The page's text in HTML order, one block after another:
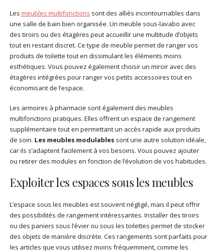
Les meubles multifonctions sont des alliés incontournables dans
une salle de bain bien organisée. Un meuble sous-lavabo avec
des tiroirs ou des étagères peut accueillir une multitude d’objets
tout en restant discret. Ce type de meuble permet de ranger vos
produits de toilette tout en dissimulant les éléments moins
esthétiques. Vous pouvez également choisir un miroir avec des
étagères intégrées pour ranger vos petits accessoires tout en
économisant de l’espace.
Les armoires à pharmacie sont également des meubles
multifonctions pratiques. Elles offrent un espace de rangement
supplémentaire tout en permettant un accès rapide aux produits
de soin. Les meubles modulables sont une autre solution idéale,
car ils s’adaptent facilement à vos besoins. Vous pouvez ajouter
ou retirer des modules en fonction de l’évolution de vos habitudes.
Exploiter les espaces sous les meubles
L’espace sous les meubles est souvent négligé, mais il peut offrir
des possibilités de rangement intéressantes. Installer des tiroirs
ou des paniers sous l’évier ou sous les toilettes permet de stocker
des objets de manière discrète. Ces rangements sont parfaits pour
les articles que vous utilisez moins fréquemment, comme les